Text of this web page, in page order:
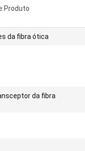
Produto
da fibra ótica
da fibra